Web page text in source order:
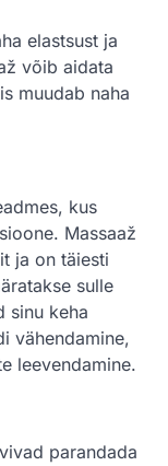
elastsust ja
võib aidata
muudab naha
kus
Massaaž
ja on täiesti
sulle
sinu keha
vähendamine,
leevendamine.
parandada